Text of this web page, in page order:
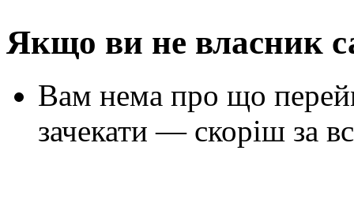
Якщо ви не власник
Вам нема про що
зачекати — скоріш за